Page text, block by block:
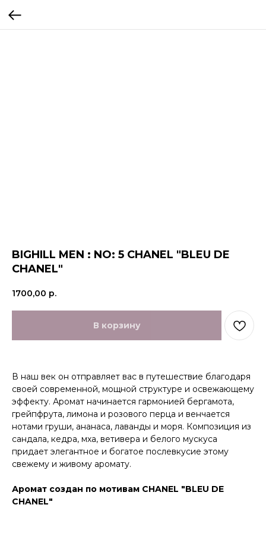
BIGHILL MEN : NO: 5 CHANEL "BLEU DE
CHANEL"
1700,00 р.
В корзину
В наш век он отправляет вас в путешествие благодаря
своей современной, мощной структуре и освежающему
эффекту. Аромат начинается гармонией бергамота,
грейпфрута, лимона и розового перца и венчается
нотами груши, ананаса, лаванды и моря. Композиция из
сандала, кедра, мха, ветивера и белого мускуса
придает элегантное и богатое послевкусие этому
свежему и живому аромату.
Аромат создан по мотивам CHANEL "BLEU DE
CHANEL"